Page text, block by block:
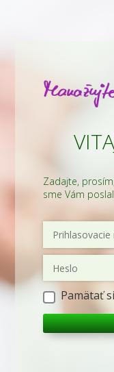
Zadajte,
sme Vám
Pamätať